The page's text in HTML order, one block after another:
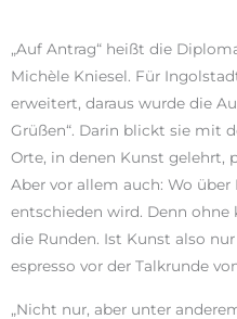
„Auf Antrag“ heißt die
Michèle Kniesel. Für
erweitert, daraus wurde die
Grüßen“. Darin blickt sie mit
Orte, in denen Kunst gelehrt,
Aber vor allem auch: Wo
entschieden wird. Denn
die Runden. Ist Kunst also
espresso vor der Talkrunde
„Nicht nur, aber unter